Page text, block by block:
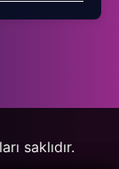
saklıdır.